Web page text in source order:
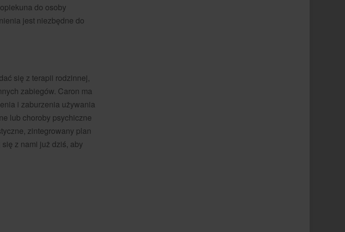
do osoby
jest niezbędne do
się z terapii rodzinnej,
zabiegów. Caron ma
i zaburzenia używania
lub choroby psychiczne
zintegrowany plan
z nami już dziś, aby